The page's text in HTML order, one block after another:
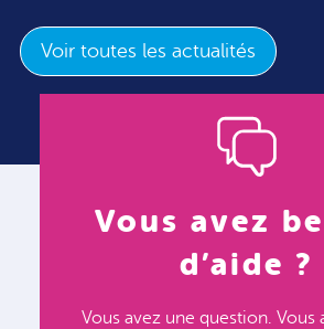
Voir toutes les actualités
Vous avez
d’aide ?
Vous avez une question. Vous